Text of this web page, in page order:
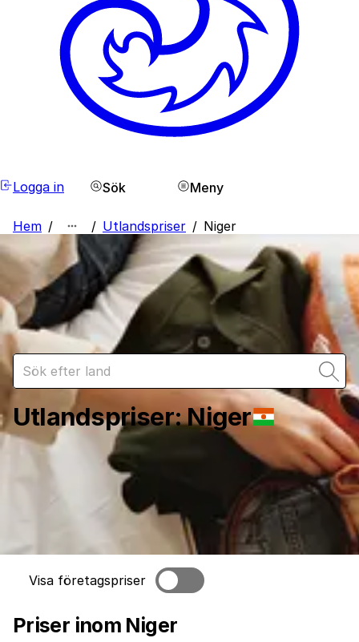
Logga in Sök Meny
Hem / / Utlandspriser / Niger
Utlandspriser:Niger
Visa företagspriser
Priser inom Niger